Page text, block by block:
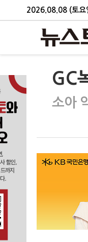
2026.08.08 (토요
GC
소아